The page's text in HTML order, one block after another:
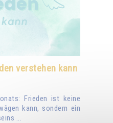
verstehen kann
Frieden ist keine
kann, sondern ein
...